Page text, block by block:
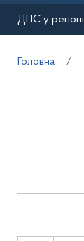
ДПС у регіоні
Головна